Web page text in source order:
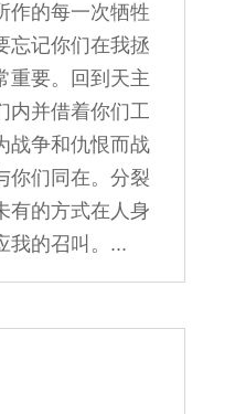
作的每一次牺牲
忘记你们在我拯
重要。回到天主
内并借着你们工
战争和仇恨而战
你们同在。分裂
有的方式在人身
我的召叫。...